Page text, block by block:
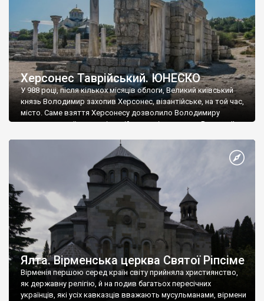
Херсонес Таврійський. ЮНЕСКО
У 988 році, після кількох місяців облоги, Великий київський
князь Володимир захопив Херсонес, візантійське, на той час,
місто. Саме взяття Херсонесу дозволило Володимиру
диктувати свої умови візантійському імператору Василю ІІ, та
Херсонесі Володимир-язичник, став Василем-християнином.
А потім було Хрещення Русі. На честь Херсонесу Таврійського
Ялта. Вірменська церква Святої Ріпсіме
Вірменія першою серед країн світу прийняла християнство,
як державну релігію, й на подив багатьох пересічних
українців, які усіх кавказців вважають мусульманами, вірмени